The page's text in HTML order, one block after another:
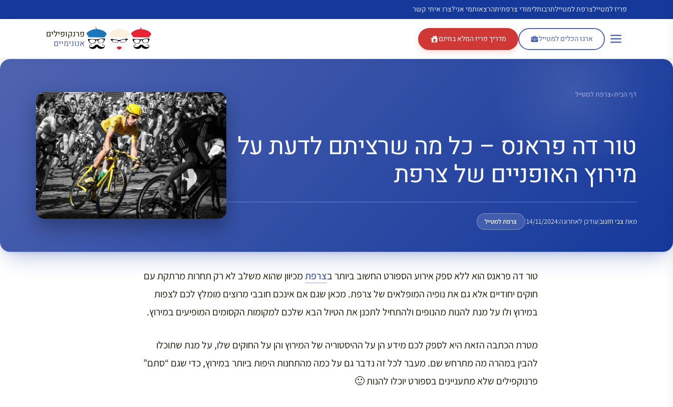
פריז למטיילצרפת למטיילתרבותלימודי צרפתיתהרצאותמי אני?צרו איתי קשר
ארגז הכלים למטייל מדריך פריז המלא בחינם פרנקופילים
אנונימיים
דף הבית»צרפת למטייל
טור דה פראנס – כל מה שרציתם לדעת על
מירוץ האופניים של צרפת
מאתצבי חזנוב|עודכן לאחרונה:14/11/2024
| צרפת למטייל
טור דה פראנס הוא ללא ספק אירוע הספורט החשוב ביותר בצרפתמכיוון שהוא משלב לא רק תחרות מרתקת עם
חוקים יחודיים אלא גם את נופיה המופלאים של צרפת. מכאן שגם אם אינכם חובבי מרוצים מומלץ לכם לצפות
במירוץ ולו על מנת להנות מהנופים ולהתחיל לתכנן את הטיול הבא שלכם למקומות הקסומים המופיעים במירוץ.
מטרת הכתבה הזאת היא לספק לכם מידע הן על ההיסטוריה של המירוץ והן על החוקים שלו, על מנת שתוכלו
להבין במהרה מה מתרחש שם. מעבר לכל זה נדבר גם על כמה מהתחנות היפות ביותר במירוץ, כדי שגם “סתם”
פרנוקפילים שלא מתעניינים בספורט יוכלו להנות 🙂